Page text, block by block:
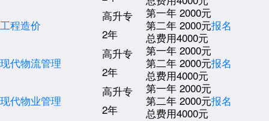
工程造价
高升专
2年
第一年 2000元
第二年 2000元
总费用4000元
报名
现代物流管理
高升专
2年
第一年 2000元
第二年 2000元
总费用4000元
报名
现代物业管理
高升专
2年
第一年 2000元
第二年 2000元
总费用4000元
报名